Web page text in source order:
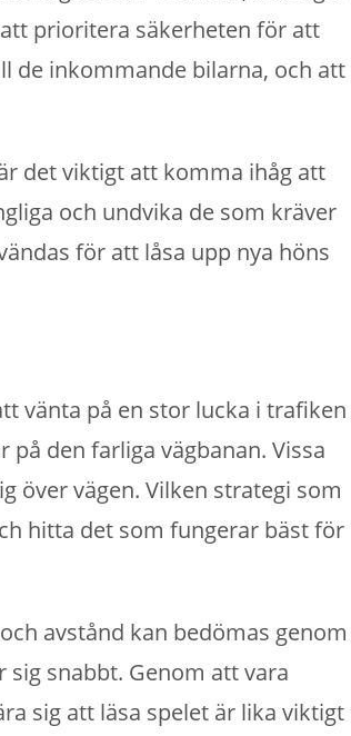
prioritera säkerheten för att
de inkommande bilarna, och att
det viktigt att komma ihåg att
och undvika de som kräver
för att låsa upp nya höns
vänta på en stor lucka i trafiken
den farliga vägbanan. Vissa
över vägen. Vilken strategi som
hitta det som fungerar bäst för
avstånd kan bedömas genom
snabbt. Genom att vara
sig att läsa spelet är lika viktigt